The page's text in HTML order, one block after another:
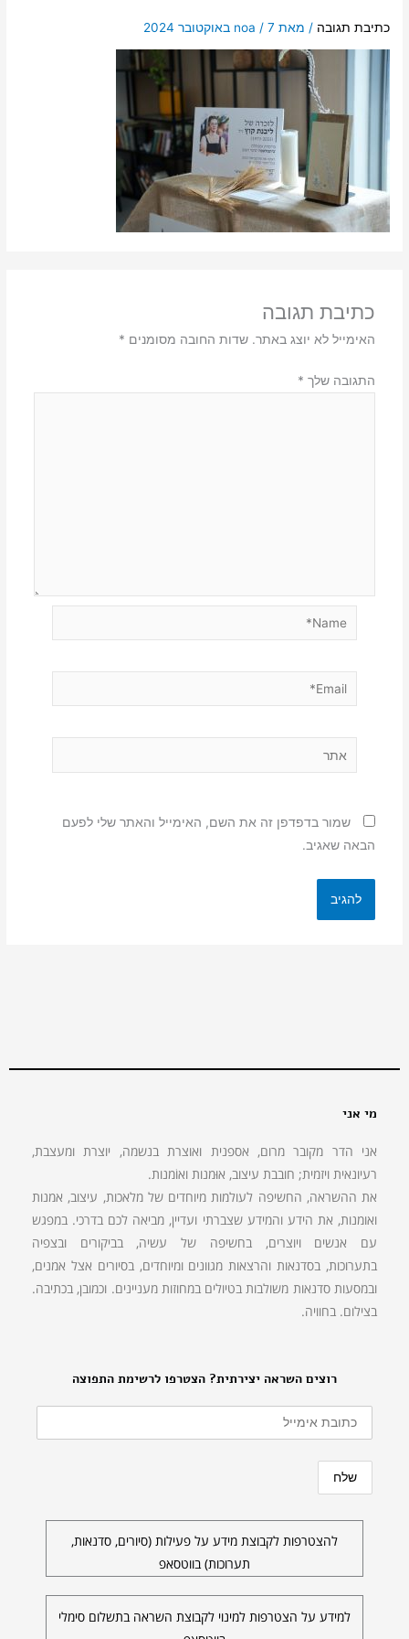
כתיבת תגובה / מאת noa / 7 באוקטובר 2024
כתיבת תגובה
האימייל לא יוצג באתר. שדות החובה מסומנים *
התגובה שלך *
Email*
שמור בדפדפן זה את השם, האימייל והאתר שלי לפעם
הבאה שאגיב.
רוצים השראה יצירתית? הצטרפו לרשימת התפוצה
להצטרפות לקבוצת מידע על פעילות (סיורים, סדנאות,
תערוכות) בווטסאפ
למידע על הצטרפות למינוי לקבוצת השראה בתשלום סימלי
מי אני
אני הדר מקובר מרום, אספנית ואוצרת בנשמה, יוצרת ומעצבת,
רעיונאית ויזמית; חובבת עיצוב, אוּמנות ואוֹמנות.
את ההשראה, החשיפה לעולמות מיוחדים של מלאכות, עיצוב, אמנות
ואומנות, את הידע והמידע שצברתי ועדיין, מביאה לכם בדרכי. במפגש
עם אנשים ויוצרים, בחשיפה של עשיה, בביקורים ובצפיה
בתערוכות, בסדנאות והרצאות מגוונים ומיוחדים, בסיורים אצל אמנים,
ובמסעות סדנאות משולבות בטיולים במחוזות מעניינים. וכמובן, בכתיבה.
בצילום. בחוויה.